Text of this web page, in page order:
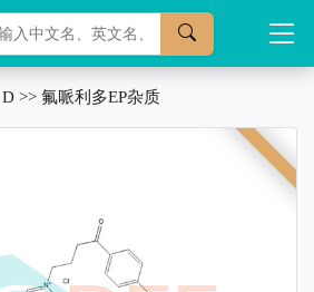
D >> 氟哌利多EP杂质